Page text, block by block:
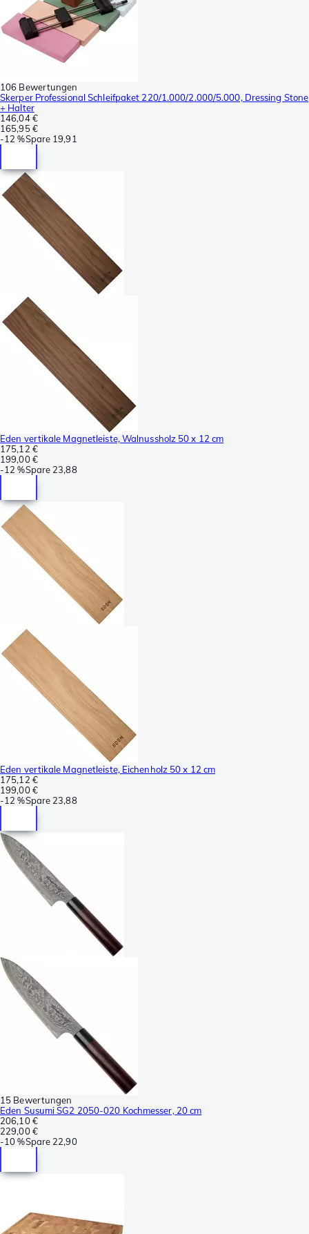
106 Bewertungen
Skerper Professional Schleifpaket 220/1.000/2.000/5.000, Dressing Stone
+ Halter
146,04 €
165,95 €
-12 %Spare 19,91
Eden vertikale Magnetleiste, Walnussholz 50 x 12 cm
175,12 €
199,00 €
-12 %Spare 23,88
Eden vertikale Magnetleiste, Eichenholz 50 x 12 cm
175,12 €
199,00 €
-12 %Spare 23,88
15 Bewertungen
Eden Susumi SG2 2050-020 Kochmesser, 20 cm
206,10 €
229,00 €
-10 %Spare 22,90